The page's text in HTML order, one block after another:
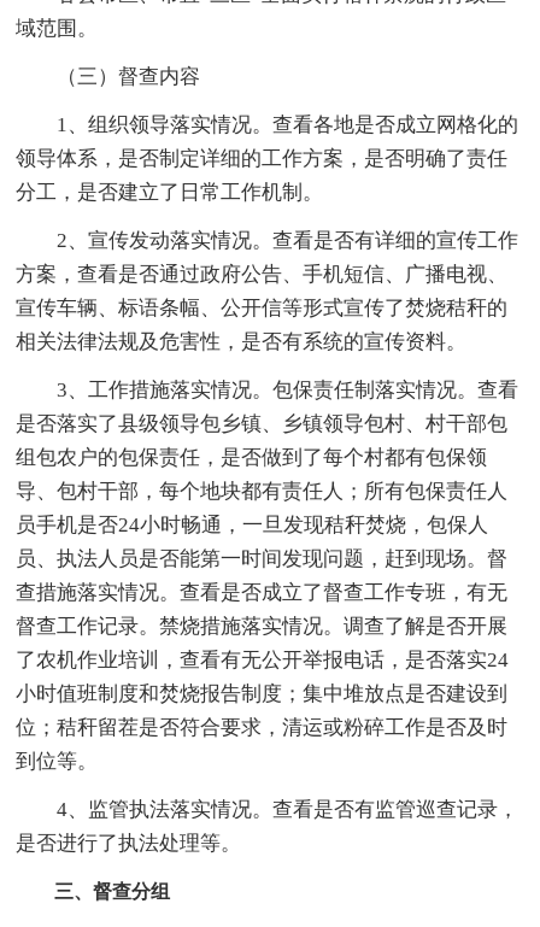
域范围。
（三）督查内容
1、组织领导落实情况。查看各地是否成立网格化的
领导体系，是否制定详细的工作方案，是否明确了责任
分工，是否建立了日常工作机制。
2、宣传发动落实情况。查看是否有详细的宣传工作
方案，查看是否通过政府公告、手机短信、广播电视、
宣传车辆、标语条幅、公开信等形式宣传了焚烧秸秆的
相关法律法规及危害性，是否有系统的宣传资料。
3、工作措施落实情况。包保责任制落实情况。查看
是否落实了县级领导包乡镇、乡镇领导包村、村干部包
组包农户的包保责任，是否做到了每个村都有包保领
导、包村干部，每个地块都有责任人；所有包保责任人
员手机是否24小时畅通，一旦发现秸秆焚烧，包保人
员、执法人员是否能第一时间发现问题，赶到现场。督
查措施落实情况。查看是否成立了督查工作专班，有无
督查工作记录。禁烧措施落实情况。调查了解是否开展
了农机作业培训，查看有无公开举报电话，是否落实24
小时值班制度和焚烧报告制度；集中堆放点是否建设到
位；秸秆留茬是否符合要求，清运或粉碎工作是否及时
到位等。
4、监管执法落实情况。查看是否有监管巡查记录，
是否进行了执法处理等。
三、督查分组